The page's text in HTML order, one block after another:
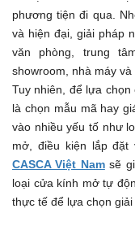
phương tiện đi qua.
và hiện đại, giải pháp
văn phòng, trung
showroom, nhà máy
Tuy nhiên, để lựa
là chọn mẫu mã hay
vào nhiều yếu tố như
mở, điều kiện lắp đặt
CASCA Việt Namsẽ
loại cửa kính mở tự
thực tế để lựa chọn